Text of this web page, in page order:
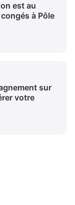
est au
à Pôle
sur
votre